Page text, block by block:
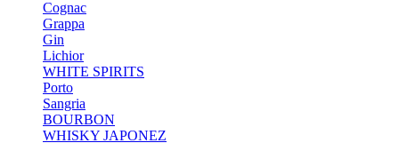
Cognac
Grappa
Gin
Lichior
WHITE SPIRITS
Porto
Sangria
BOURBON
WHISKY JAPONEZ